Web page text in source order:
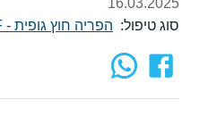
16.03.2025
סוג טיפול: הפריה חוץ גופית - IVF